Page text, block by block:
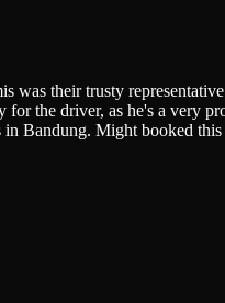
was their trusty
the driver, as he's a very
Bandung. Might booked